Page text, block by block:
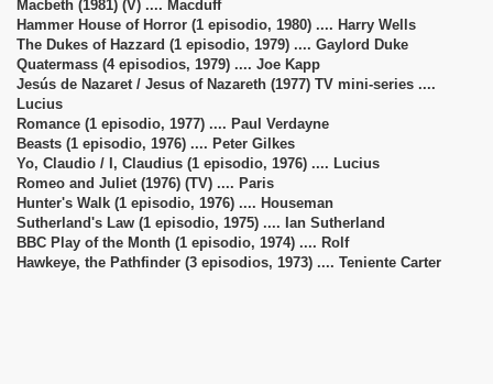
Macbeth (1981) (V) .... Macduff
Hammer House of Horror (1 episodio, 1980) .... Harry Wells
The Dukes of Hazzard (1 episodio, 1979) .... Gaylord Duke
Quatermass (4 episodios, 1979) .... Joe Kapp
Jesús de Nazaret / Jesus of Nazareth (1977) TV mini-series ....
Lucius
Romance (1 episodio, 1977) .... Paul Verdayne
Beasts (1 episodio, 1976) .... Peter Gilkes
Yo, Claudio / I, Claudius (1 episodio, 1976) .... Lucius
Romeo and Juliet (1976) (TV) .... Paris
Hunter's Walk (1 episodio, 1976) .... Houseman
Sutherland's Law (1 episodio, 1975) .... Ian Sutherland
BBC Play of the Month (1 episodio, 1974) .... Rolf
Hawkeye, the Pathfinder (3 episodios, 1973) .... Teniente Carter